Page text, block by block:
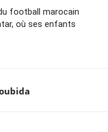
football marocain
où ses enfants